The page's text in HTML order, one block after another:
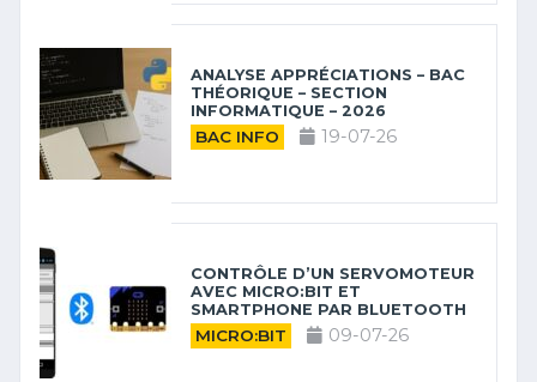
ANALYSE APPRÉCIATIONS – BAC
THÉORIQUE – SECTION
INFORMATIQUE – 2026
BAC INFO 19-07-26
CONTRÔLE D’UN SERVOMOTEUR
AVEC MICRO:BIT ET
SMARTPHONE PAR BLUETOOTH
MICRO:BIT 09-07-26